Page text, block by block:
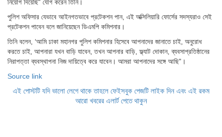
নিয়োগ দিয়েছি” যোগ করেন তিনি।
পুলিশ অফিসার যেভাবে আইনগতভাবে প্রটেকশন পান, এই অক্সিলিয়ারি ফোর্সের সদস্যরাও সেই
প্রটেকশন পাবেন বলে জানিয়েছেন ডিএমপি কমিশনার।
তিনি বলেন, ‘আমি ঢাকা মহানগর পুলিশ কমিশনার হিসেবে আপনাদের জানাতে চাই, অনুরোধ
করতে চাই, আপনারা যখন বাড়ি যাবেন, তখন আপনার বাড়ি, ফ্ল্যাট দোকান, ব্যবসাপ্রতিষ্ঠানের
নিরাপত্তা ব্যবস্থাপনা নিজ দায়িত্বে করে যাবেন। আমরা আপনাদের সঙ্গে আছি”।
Source link
এই পোস্টটি যদি ভালো লেগে থাকে তাহলে ফেইসবুক পেজটি লাইক দিন এবং এই রকম
আরো খবরের এলার্ট পেতে থাকুন